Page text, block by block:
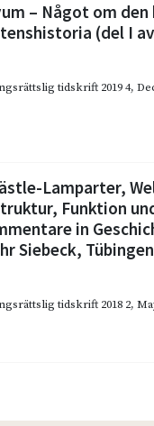
– Något om
(del I
tidskrift 2019 4,
Lamparter,
Funktion
in
Siebeck,
tidskrift 2018 2,